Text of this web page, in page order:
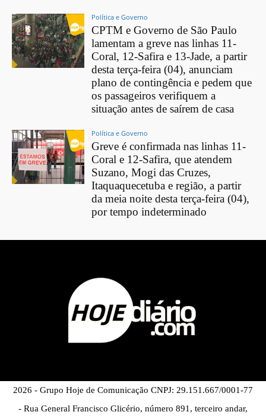
Política e Governo
CPTM e Governo de São Paulo
lamentam a greve nas linhas 11-
Coral, 12-Safira e 13-Jade, a partir
desta terça-feira (04), anunciam
plano de contingência e pedem que
os passageiros verifiquem a
situação antes de saírem de casa
Política e Governo
Greve é confirmada nas linhas 11-
Coral e 12-Safira, que atendem
Suzano, Mogi das Cruzes,
Itaquaquecetuba e região, a partir
da meia noite desta terça-feira (04),
por tempo indeterminado
2026 - Grupo Hoje de Comunicação CNPJ: 29.151.667/0001-77
- Rua General Francisco Glicério, número 891, terceiro andar,